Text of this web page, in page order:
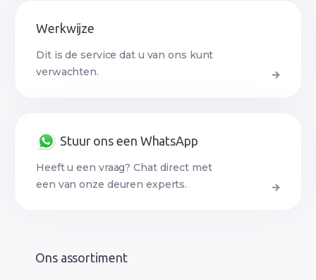
Werkwijze
Dit is de service dat u van ons kunt
verwachten.
Stuur ons een WhatsApp
Heeft u een vraag? Chat direct met
een van onze deuren experts.
Ons assortiment